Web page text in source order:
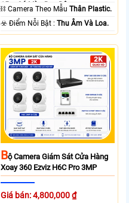
15m Có Màu Ban Ðêm.
⛓ Camera Theo MẫuThân Plastic.
️☣️ Điểm Nỗi Bật :Thu Âm Và Loa.
BỘ Camera Giám Sát Cửa Hàng
Xoay 360 Ezviz H6C Pro 3MP
Giá bán: 4,800,000 ₫